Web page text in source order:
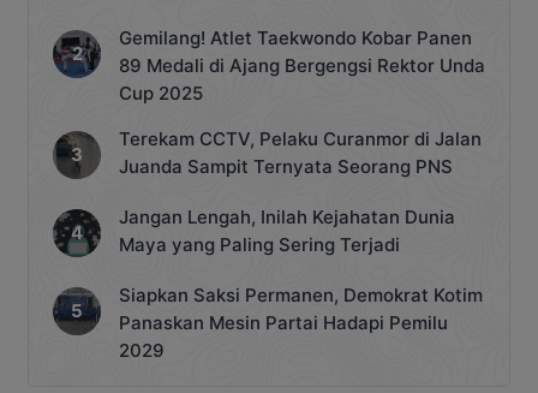
Gemilang! Atlet Taekwondo Kobar Panen
89 Medali di Ajang Bergengsi Rektor Unda
Cup 2025
Terekam CCTV, Pelaku Curanmor di Jalan
Juanda Sampit Ternyata Seorang PNS
Jangan Lengah, Inilah Kejahatan Dunia
Maya yang Paling Sering Terjadi
Siapkan Saksi Permanen, Demokrat Kotim
Panaskan Mesin Partai Hadapi Pemilu
2029